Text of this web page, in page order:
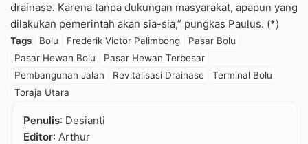
drainase. Karena tanpa dukungan masyarakat, apapun yang
dilakukan pemerintah akan sia-sia,” pungkas Paulus. (*)
Tags Bolu Frederik Victor Palimbong
Pasar Bolu
Pasar Hewan Bolu
Pasar Hewan Terbesar
Pembangunan Jalan
Revitalisasi Drainase
Terminal Bolu
Toraja Utara
Penulis: Desianti
Editor: Arthur